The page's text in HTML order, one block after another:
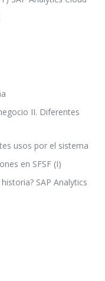
II. Diferentes
usos por el sistema
en SFSF (I)
SAP Analytics